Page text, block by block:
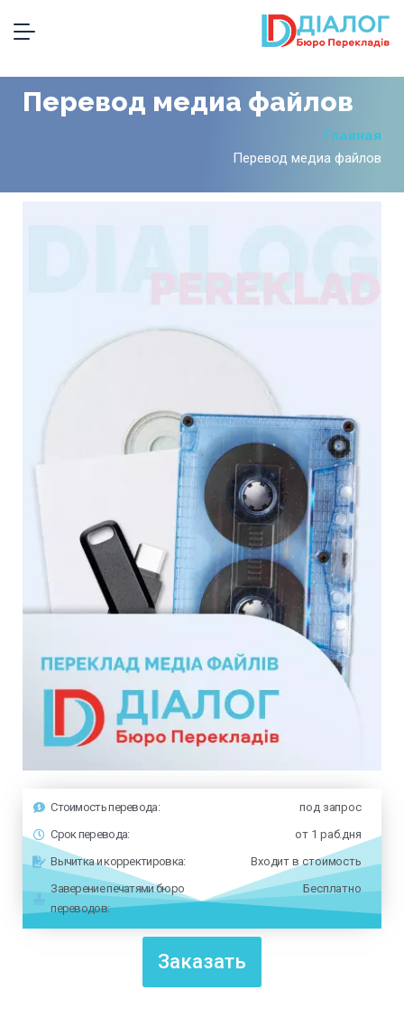
Перевод медиа файлов
Главная
Перевод медиа файлов
Стоимость перевода:
Срок перевода:
Вычитка и корректировка:
Заверение печатями бюро
переводов:
под запрос
от 1 раб.дня
Входит в стоимость
Бесплатно
Заказать